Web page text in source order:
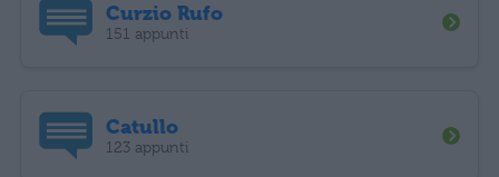
Curzio Rufo
151 appunti
Catullo
123 appunti